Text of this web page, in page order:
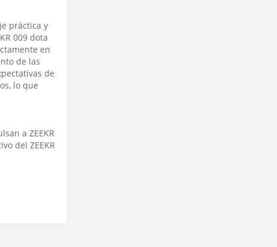
práctica y
009 dota
en
de las
de
lo que
a ZEEKR
del ZEEKR